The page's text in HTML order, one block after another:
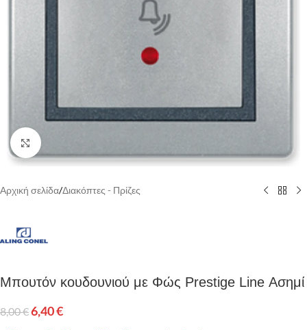
Κάντε κλικ για να μεγεθύνετε
Αρχική σελίδα/Διακόπτες - Πρίζες
Μπουτόν κουδουνιού με Φώς Prestige Line Ασημί
8,00€6,40€